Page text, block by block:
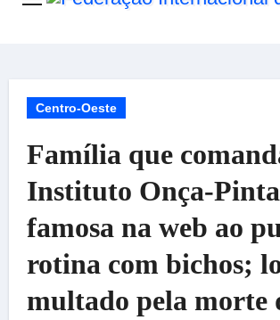
Centro-Oeste
Família que
Instituto Onça-
famosa na web ao
rotina com bichos;
multado pela morte